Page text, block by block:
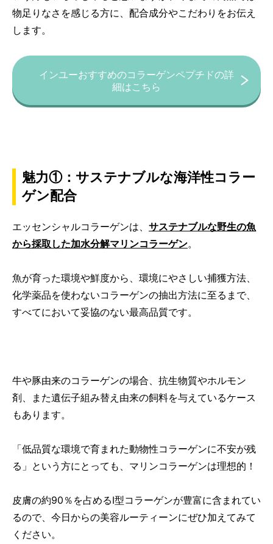
物足りなさを感じる方に、配合成分やこだわりをお伝え
します。
インユーおすすめのコラーゲンペプチドの詳
細はこちら
魅力①：サステナブルな海洋性コラー
ゲン配合
エッセンシャルコラーゲンは、 サステナブルな野生の魚
から採取した加水分解マリンコラーゲン。
魚が育った環境や鮮度から、環境にやさしい捕獲方法、
化学薬品を使わないコラーゲンの抽出方法に至るまで、
すべてにおいて妥協のない最高品質です。
牛や豚由来のコラーゲンの場合、抗生物質やホルモン
剤、また遺伝子組み替え由来の飼料を与えているケース
もあります。
「低品質な環境で育まれた動物性コラーゲンに不安が残
る」という方にとっても、マリンコラーゲンは理想的！
皮膚の約90％を占めるⅠ型コラーゲンが豊富に含まれてい
るので、今日からの美容ルーティーンにぜひ加えてみて
ください。